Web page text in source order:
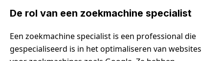
De rol van een zoekmachine specialist
Een zoekmachine specialist is een professional die
gespecialiseerd is in het optimaliseren van websites